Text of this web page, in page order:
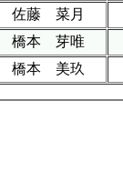
佐藤 菜月
橋本 芽唯
橋本 美玖